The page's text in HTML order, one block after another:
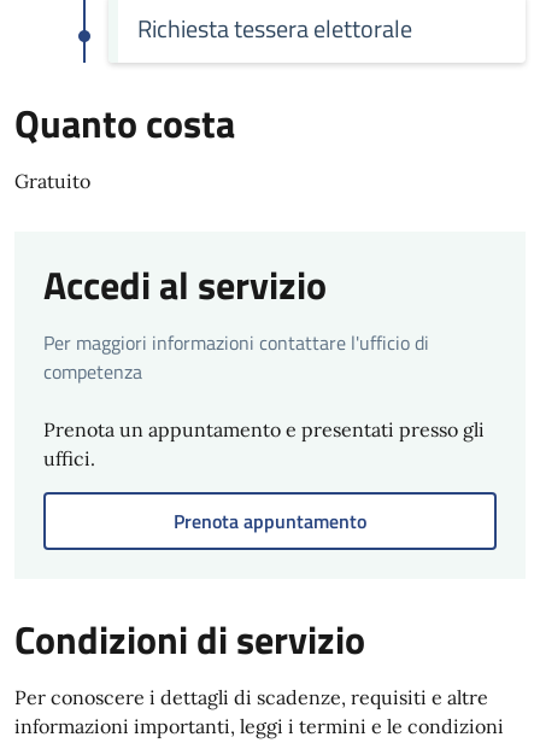
Richiesta tessera elettorale
Quanto costa
Gratuito
Accedi al servizio
Per maggiori informazioni contattare l'ufficio di
competenza
Prenota un appuntamento e presentati presso gli
uffici.
Prenota appuntamento
Condizioni di servizio
Per conoscere i dettagli di scadenze, requisiti e altre
informazioni importanti, leggi i termini e le condizioni